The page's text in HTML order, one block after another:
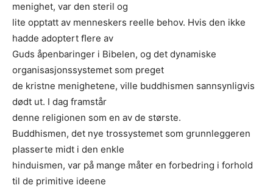
menighet, var den steril og
lite opptatt av menneskers reelle behov. Hvis den ikke
hadde adoptert ﬂere av
Guds åpenbaringer i Bibelen, og det dynamiske
organisasjonssystemet som preget
de kristne menighetene, ville buddhismen sannsynligvis
dødt ut. I dag framstår
denne religionen som en av de største.
Buddhismen, det nye trossystemet som grunnleggeren
plasserte midt i den enkle
hinduismen, var på mange måter en forbedring i forhold
til de primitive ideene